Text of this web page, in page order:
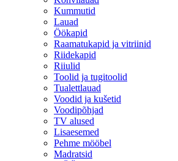
Kummutid
Lauad
Öökapid
Raamatukapid ja vitriinid
Riidekapid
Riiulid
Toolid ja tugitoolid
Tualettlauad
Voodid ja kušetid
Voodipõhjad
TV alused
Lisaesemed
Pehme mööbel
Madratsid